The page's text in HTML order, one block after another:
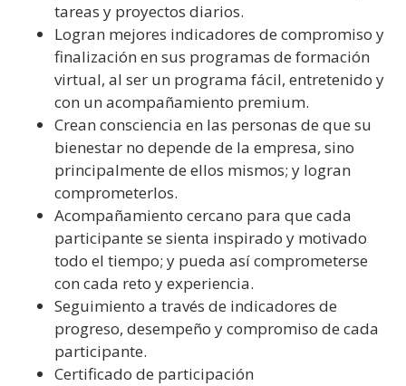
tareas y proyectos diarios.
Logran mejores indicadores de compromiso y
finalización en sus programas de formación
virtual, al ser un programa fácil, entretenido y
con un acompañamiento premium.
Crean consciencia en las personas de que su
bienestar no depende de la empresa, sino
principalmente de ellos mismos; y logran
comprometerlos.
Acompañamiento cercano para que cada
participante se sienta inspirado y motivado
todo el tiempo; y pueda así comprometerse
con cada reto y experiencia.
Seguimiento a través de indicadores de
progreso, desempeño y compromiso de cada
participante.
Certificado de participación